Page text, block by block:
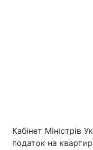
Кабінет Міністрів
податок на